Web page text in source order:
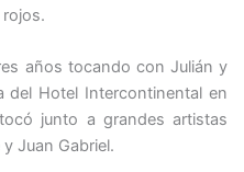
años tocando con Julián y
del Hotel Intercontinental en
junto a grandes artistas
Juan Gabriel.